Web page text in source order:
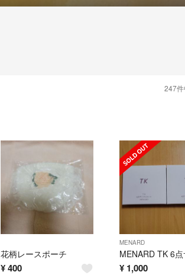
247
花柄レースポーチ
¥ 400
MENARD
¥ 1,000